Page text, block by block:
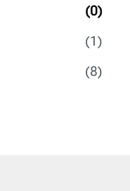
(0)
(1)
(8)